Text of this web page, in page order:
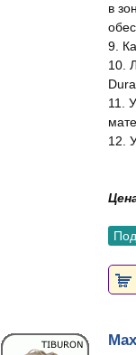
в
9.
10.
11.
12.